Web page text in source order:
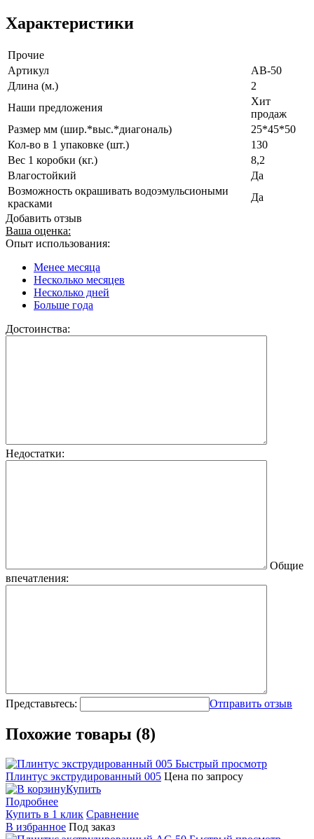
Характеристики
Прочие
Артикул
AB-50
Длина (м.)
2
Наши предложения
Хит
продаж
Размер мм (шир.*выс.*диагональ)
25*45*50
Кол-во в 1 упаковке (шт.)
130
Вес 1 коробки (кг.)
8,2
Влагостойкий
Да
Возможность окрашивать водоэмульсиоными
красками
Да
Добавить отзыв
Ваша оценка:
Опыт использования:
Менее месяца
Несколько месяцев
Несколько дней
Больше года
Достоинства:
Недостатки:
Общие
впечатления:
Представьтесь: Отправить отзыв
Похожие товары (8)
Быстрый просмотр
Плинтус экструдированный 005 Цена по запросу
Купить
Подробнее
Купить в 1 клик Сравнение
В избранное Под заказ